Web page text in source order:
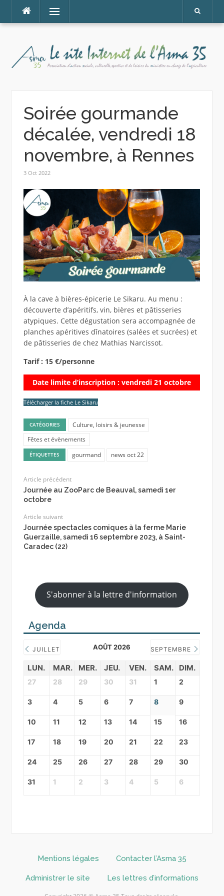
contenu
Menu
Soirée gourmande
décalée, vendredi 18
novembre, à Rennes
3 Oct 2022
À la cave à bières-épicerie Le Sikaru. Au menu :
découverte d’apéritifs, vin, bières et pâtisseries
atypiques. Cette dégustation sera accompagnée de
planches apéritives dînatoires (salées et sucrées) et
de pâtisseries de chez Mathias Narcissot.
Tarif : 15 €/personne
Date limite d’inscription : vendredi 21 octobre
Télécharger la fiche Le Sikaru
CATÉGORIES
Culture, loisirs & jeunesse
Fêtes et évènements
ÉTIQUETTES gourmand news oct 22
Article précédent
Journée au ZooParc de Beauval, samedi 1er
octobre
Article suivant
Journée spectacles comiques à la ferme Marie
Guerzaille, samedi 16 septembre 2023, à Saint-
Caradec (22)
S'abonner à la lettre d'information
Agenda
JUILLET AOÛT 2026 SEPTEMBRE
LUN. MAR. MER. JEU. VEN. SAM. DIM.
27 28 29 30 31 1 2
3 4 5 6 7 8 9
10 11 12 13 14 15 16
17 18 19 20 21 22 23
24 25 26 27 28 29 30
31 1 2 3 4 5 6
Mentions légales Contacter l’Asma 35
Administrer le site Les lettres d’informations